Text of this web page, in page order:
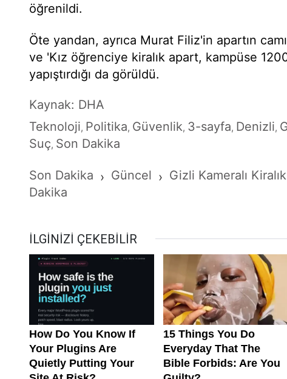
öğrenildi.
Öte yandan, ayrıca Murat Filiz'in apartın
ve 'Kız öğrenciye kiralık apart, kampüse
yapıştırdığı da görüldü.
Kaynak: DHA
Teknoloji, Politika, Güvenlik, 3-sayfa, Denizli,
Suç, Son Dakika
Son Dakika › Güncel › Gizli Kameralı
Dakika